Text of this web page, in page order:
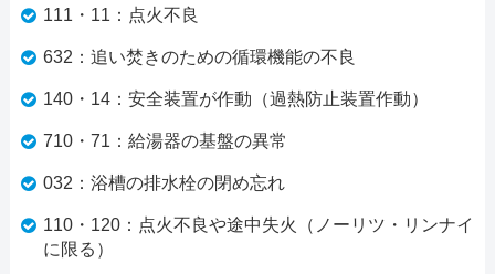
111・11：点火不良
632：追い焚きのための循環機能の不良
140・14：安全装置が作動（過熱防止装置作動）
710・71：給湯器の基盤の異常
032：浴槽の排水栓の閉め忘れ
110・120：点火不良や途中失火（ノーリツ・リンナイ
に限る）